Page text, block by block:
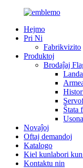
Hejmo
Pri Ni
Fabrikvizito
Produktoj
Brodaĵaj
Ŝtata
Novaĵoj
Oftaj demandoj
Katalogo
Kiel kunlabori
Kontaktu nin